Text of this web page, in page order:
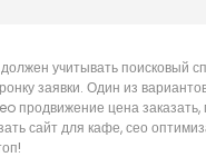
учитывать поисковый
заявки. Один из
продвижение цена
сайт для кафе, сео